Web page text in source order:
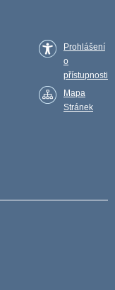
Prohlášení
o
přístupnosti
Mapa
Stránek